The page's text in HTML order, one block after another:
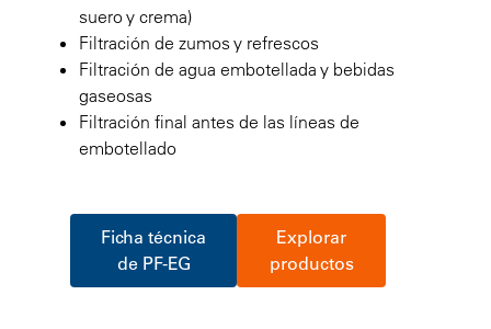
suero y crema)
Filtración de zumos y refrescos
Filtración de agua embotellada y bebidas
gaseosas
Filtración final antes de las líneas de
embotellado
Ficha técnica
de PF-EG
Explorar
productos